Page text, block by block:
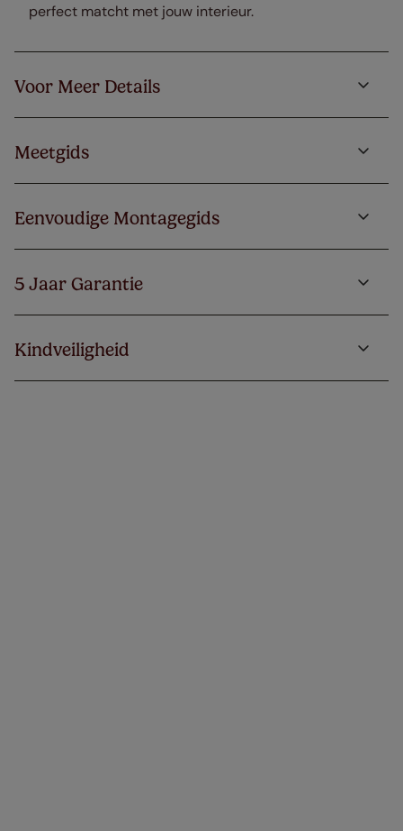
perfect matcht met jouw interieur.
Voor Meer Details
Meetgids
Eenvoudige Montagegids
5 Jaar Garantie
Kindveiligheid